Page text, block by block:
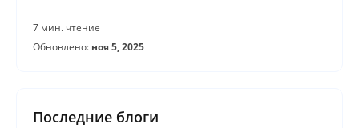
7 мин. чтение
Обновлено: ноя 5, 2025
Последние блоги